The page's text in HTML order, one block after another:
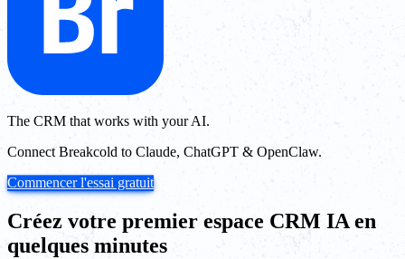
The CRM that works with your AI.
Connect Breakcold to Claude, ChatGPT & OpenClaw.
Commencer l'essai gratuit
Créez votre premier espace CRM IA en
quelques minutes